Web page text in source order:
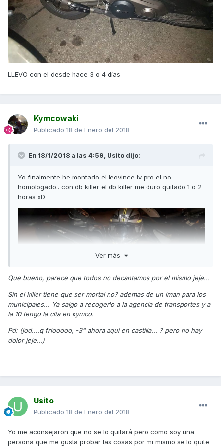
LLEVO con el desde hace 3 o 4 días
Kymcowaki
Publicado 18 de Enero del 2018
En 18/1/2018 a las 4:59, Usito dijo:
Yo finalmente he montado el leovince lv pro el no
homologado.. con db killer el db killer me duro quitado 1 o 2
horas xD
Ver más
Que bueno, parece que todos no decantamos por el mismo jeje...
Sin el killer tiene que ser mortal no? ademas de un iman para los
municipales... Ya salgo a recogerlo a la agencia de transportes y a
la 10 tengo la cita en kymco.
Pd: (jod....q friooooo, -3° ahora aquí en castilla... ? pero no hay
dolor jeje...)
Usito
Publicado 18 de Enero del 2018
Yo me aconsejaron que no se lo quitará pero como soy una
persona que me gusta probar las cosas por mi mismo se lo quite